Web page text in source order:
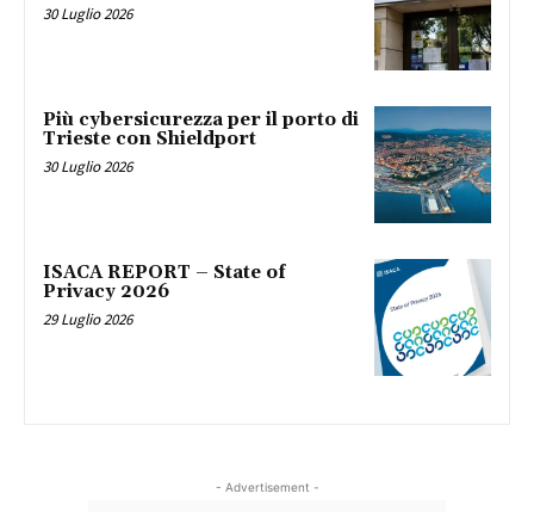
30 Luglio 2026
Più cybersicurezza per il porto di
Trieste con Shieldport
30 Luglio 2026
ISACA REPORT – State of
Privacy 2026
29 Luglio 2026
- Advertisement -